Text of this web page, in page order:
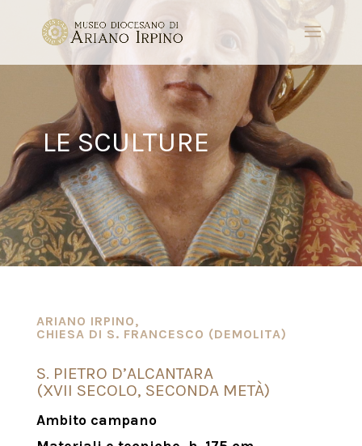
LE SCULTURE
ARIANO IRPINO,
CHIESA DI S. FRANCESCO (DEMOLITA)
S. PIETRO D’ALCANTARA
(XVII SECOLO, SECONDA METÀ)
Ambito campano